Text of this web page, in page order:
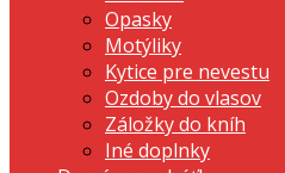
Opasky
Motýliky
Kytice pre nevestu
Ozdoby do vlasov
Záložky do kníh
Iné doplnky